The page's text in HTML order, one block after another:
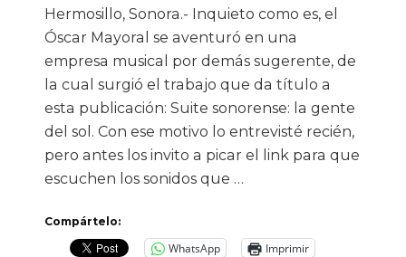
Hermosillo, Sonora.- Inquieto como es, el
Óscar Mayoral se aventuró en una
empresa musical por demás sugerente, de
la cual surgió el trabajo que da título a
esta publicación: Suite sonorense: la gente
del sol. Con ese motivo lo entrevisté recién,
pero antes los invito a picar el link para que
escuchen los sonidos que …
Compártelo:
WhatsApp
Imprimir